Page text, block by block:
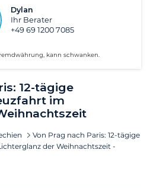
12-tägige
im
Von Prag nach Paris: 12-tägige
der Weihnachtszeit -
Dylan
Ihr Berater
+49 69 1200 7085
kann schwanken.